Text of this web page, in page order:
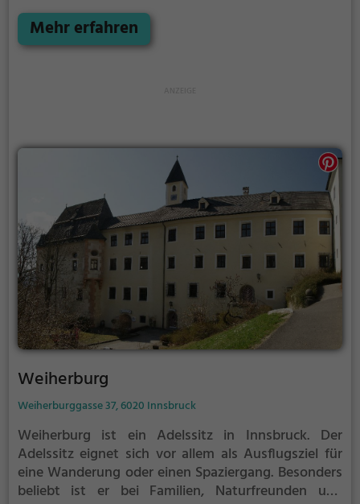
Aspekte aus längst vergangenen Zeiten und bietet
einen kleinen Einblick in die Geschichte.
Mehr erfahren
Weiherburg
Weiherburggasse 37, 6020 Innsbruck
Weiherburg ist ein Adelssitz in Innsbruck. Der
Adelssitz eignet sich vor allem als Ausflugsziel für
eine Wanderung oder einen Spaziergang. Besonders
beliebt ist er bei Familien, Naturfreunden und